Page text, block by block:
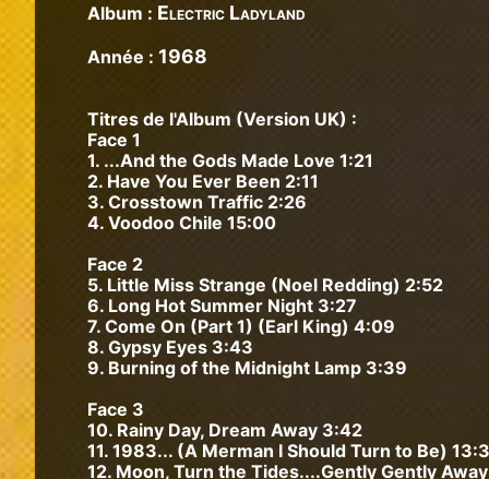
Album : Electric Ladyland
Année : 1968
Titres de l'Album (Version UK) :
Face 1
1. ...And the Gods Made Love 1:21
2. Have You Ever Been 2:11
3. Crosstown Traffic 2:26
4. Voodoo Chile 15:00
Face 2
5. Little Miss Strange (Noel Redding) 2:52
6. Long Hot Summer Night 3:27
7. Come On (Part 1) (Earl King) 4:09
8. Gypsy Eyes 3:43
9. Burning of the Midnight Lamp 3:39
Face 3
10. Rainy Day, Dream Away 3:42
11. 1983... (A Merman I Should Turn to Be)
12. Moon, Turn the Tides....Gently Gently